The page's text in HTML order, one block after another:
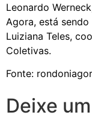
Leonardo
Agora, está
Luiziana Teles,
Coletivas.
Fonte:
Deixe